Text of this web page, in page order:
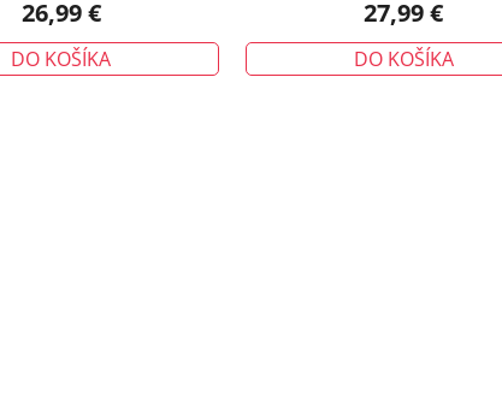
26,99 €
DO KOŠÍKA
27,99 €
DO KOŠÍKA